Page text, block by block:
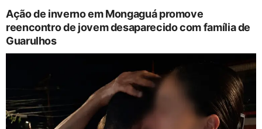
Ação de inverno em Mongaguá promove
reencontro de jovem desaparecido com família de
Guarulhos